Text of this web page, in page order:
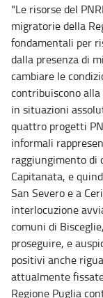
"Le risorse del
migratorie della
fondamentali per
dalla presenza di
cambiare le
contribuiscono
in situazioni
quattro progetti
informali
raggiungimento di
Capitanata, e
San Severo e a
interlocuzione
comuni di
proseguire, e
positivi anche
attualmente
Regione Puglia